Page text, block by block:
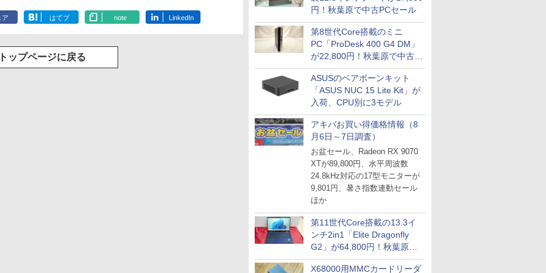
円！秋葉原で中古PCセール
第8世代Core搭載のミニ
PC「ProDesk 400 G4 DM」
が22,800円！秋葉原で中古
PCセール
ASUSのベアボーンキット
「ASUS NUC 15 Lite Kit」が
入荷、CPU別に3モデル
アキバお買い得価格情報（8
月6日～7日調査）
お盆セール、Radeon RX 9070
XTが89,800円、水平周波数
24.8kHz対応の17型モニターが
9,801円、暑さ指数連動セール
ほか
第11世代Core搭載の13.3イ
ンチ2in1「Elite Dragonfly
G2」が64,800円！秋葉原で
中古PCセール
X68000用MMCカードリーダ
ア はてブ note LinkedIn
トップページに戻る